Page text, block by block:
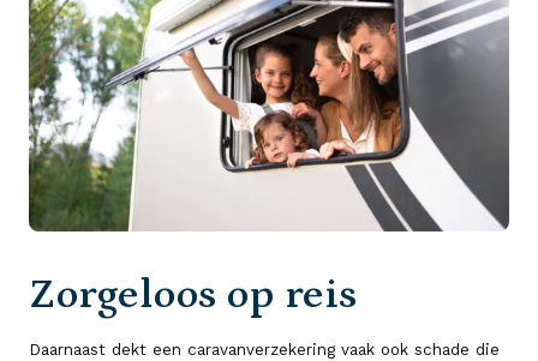
Zorgeloos op reis
Daarnaast dekt een caravanverzekering vaak ook schade die